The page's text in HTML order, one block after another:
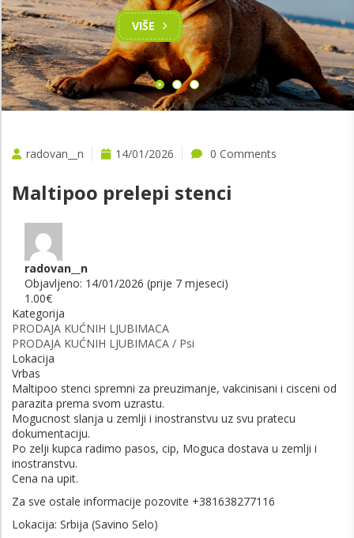
VIŠE
radovan__n 14/01/2026 0 Comments
Maltipoo prelepi stenci
radovan__n
Objavljeno: 14/01/2026 (prije 7 mjeseci)
1.00€
Kategorija
PRODAJA KUĆNIH LJUBIMACA
PRODAJA KUĆNIH LJUBIMACA / Psi
Lokacija
Vrbas
Maltipoo stenci spremni za preuzimanje, vakcinisani i cisceni od
parazita prema svom uzrastu.
Mogucnost slanja u zemlji i inostranstvu uz svu pratecu
dokumentaciju.
Po zelji kupca radimo pasos, cip, Moguca dostava u zemlji i
inostranstvu.
Cena na upit.
Za sve ostale informacije pozovite +381638277116
Lokacija: Srbija (Savino Selo)